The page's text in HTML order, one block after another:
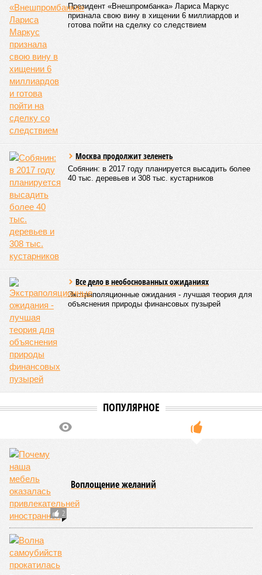
Казалось бы, формально ответственность по
достраиванию объекта распределена. Seven Suns
Development – банкрот, часть его структур признана
несостоятельной ещё в 2024 году, бенефициар компании
находится под следствием по ст. 200.3 УК РФ. Достройку
проблемных объектов группы – «Станции Л», «Сказочного
леса» и «В стремлении к свету», согласно информации на
сайтах Capital Group, осенью 2024 г. взяла на себя. Два из
трёх объектов уже сданы или близки к сдаче. Третий –
«Станция Л», крупнейший по числу пострадавших
остаётся стройплощадкой без стройки. Возникает вопрос:
распространяется ли договорённость 2024 года на
«Станцию Л» в полном объёме или приоритет отдан
объектам мешей сложности и меньшего масштаба?
Источник: https://avaho.ru/novostroyka/moskva/uvao/lyublino/svetlyy-mir-
Если да, то на каком основании декларируются конкретные
даты сдачи жилого комплекса (декабрь 2026 – март 2028),
отсутствию техники на площадке, ещё не началась? При
этом на бумаге даты ввода ЖК в строй продолжают
фигурировать
в объявлениях о продаже квартир на
профильных порталах.
Для почти четырёх тысяч будущих собственников квартир
время давно измеряется не календарём, а очередными
переносами ожиданий. И пока на профильных порталах
продолжают указывать даты сдачи, главным индикатором
признаков масштабных работ, то неизбежно возникает
вопрос: не превращаются ли сроки ввода в декларацию,
которая все больше расходится с реальным положением
ответа дольщики ЖК «Станция Л».
Отредактировано:
Украинскому
кандидату в
конгресс США
запретили
приходить на пляж
после драки
Астану назвали